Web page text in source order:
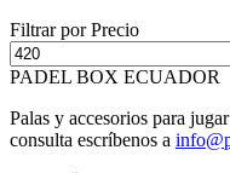
Filtrar por Precio
Precio
mínimo
PADEL BOX ECUADOR
Palas y accesorios para
consulta escríbenos a